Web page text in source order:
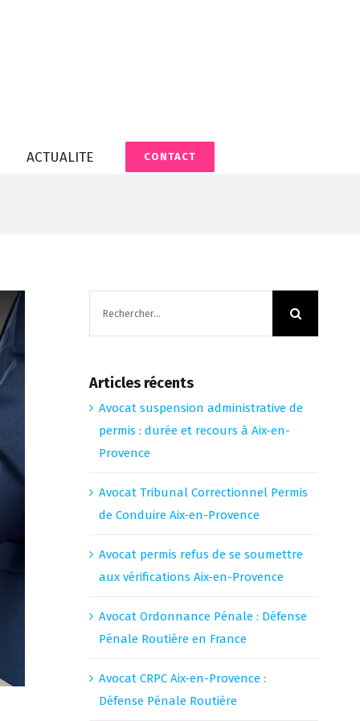
ACTUALITE CONTACT
Articles récents
Avocat suspension administrative de
permis : durée et recours à Aix-en-
Provence
Avocat Tribunal Correctionnel Permis
de Conduire Aix-en-Provence
Avocat permis refus de se soumettre
aux vérifications Aix-en-Provence
Avocat Ordonnance Pénale : Défense
Pénale Routière en France
Avocat CRPC Aix-en-Provence :
Défense Pénale Routière